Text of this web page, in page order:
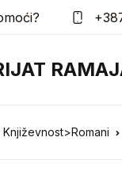
Književnost>Romani